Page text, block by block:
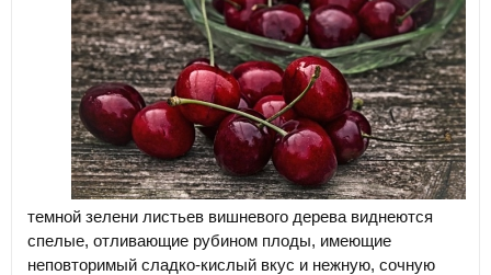
темной зелени листьев вишневого дерева виднеются
спелые, отливающие рубином плоды, имеющие
неповторимый сладко-кислый вкус и нежную, сочную